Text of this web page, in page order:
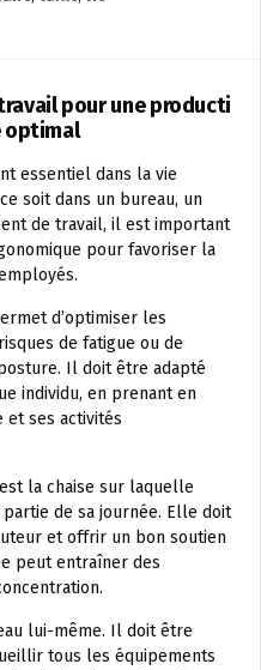
pour une producti
optimal
essentiel dans la vie
soit dans un bureau, un
de travail, il est important
pour favoriser la
d’optimiser les
de fatigue ou de
Il doit être adapté
individu, en prenant en
et ses activités
la chaise sur laquelle
de sa journée. Elle doit
et offrir un bon soutien
peut entraîner des
lui-même. Il doit être
tous les équipements